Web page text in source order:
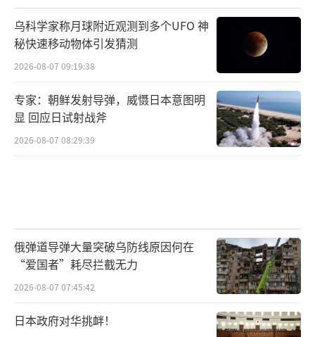
乌科学家称月球附近观测到多个UFO 神
秘快速移动物体引发猜测
2026-08-07 09:19:38
专家：朝鲜发射导弹，威慑日本意图明
显 回应日试射战斧
2026-08-07 08:29:39
俄弹道导弹大量突破乌防线原因何在
“爱国者”耗尽拦截无力
2026-08-07 07:45:42
日本政府对华挑衅！